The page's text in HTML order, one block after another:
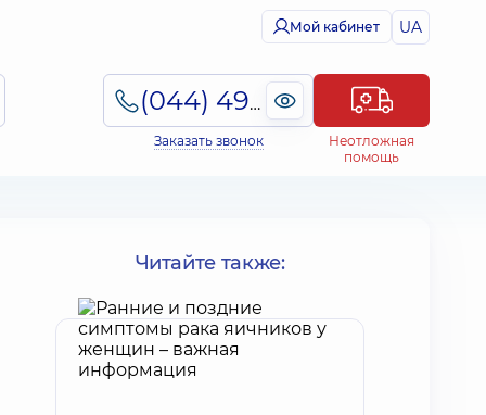
Мой кабинет UA
(044) 495-2-888
Заказать звонок
Неотложная
помощь
Читайте также: